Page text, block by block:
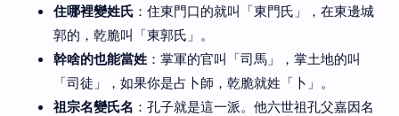
住哪裡變姓氏 ：住東門口的就叫「東門氏」，在東邊城
郭的，乾脆叫「東郭氏」。
幹啥的也能當姓 ：掌軍的官叫「司馬」，掌土地的叫
「司徒」，如果你是占卜師，乾脆就姓「卜」。
祖宗名變氏名 ：孔子就是這一派。他六世祖孔父嘉因名